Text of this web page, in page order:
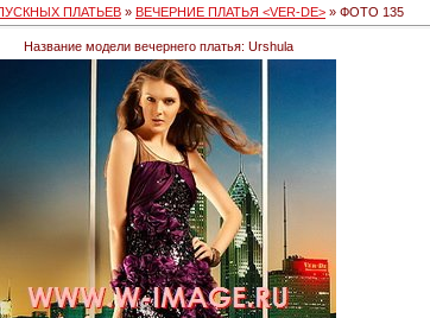
ПЛАТЬЕВ » ВЕЧЕРНИЕ ПЛАТЬЯ <VER-DE> » ФОТО 135
Название модели вечернего платья: Urshula